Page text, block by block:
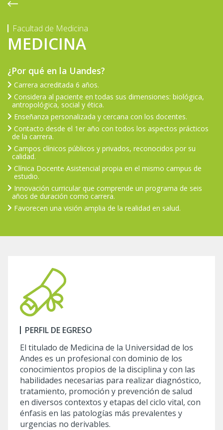
Facultad de Medicina
MEDICINA
¿Por qué en la Uandes?
Carrera acreditada 6 años.
Considera al paciente en todas sus dimensiones: biológica,
antropológica, social y ética.
Enseñanza personalizada y cercana con los docentes.
Contacto desde el 1er año con todos los aspectos prácticos
de la carrera.
Campos clínicos públicos y privados, reconocidos por su
calidad.
Clínica Docente Asistencial propia en el mismo campus de
estudio.
Innovación curricular que comprende un programa de seis
años de duración como carrera.
Favorecen una visión amplia de la realidad en salud.
PERFIL DE EGRESO
El titulado de Medicina de la Universidad de los
Andes es un profesional con dominio de los
conocimientos propios de la disciplina y con las
habilidades necesarias para realizar diagnóstico,
tratamiento, promoción y prevención de salud
en diversos contextos y etapas del ciclo vital, con
énfasis en las patologías más prevalentes y
urgencias no derivables.